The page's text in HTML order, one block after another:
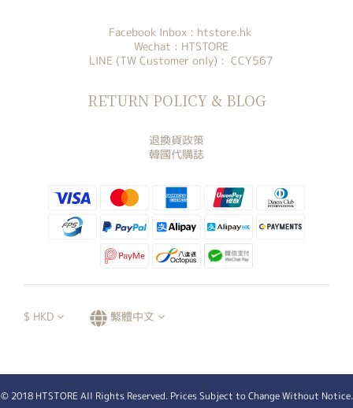
Facebook Inbox : htstore.hk
Wechat : HTSTORE
LINE (TW Customer only) : CCY567
RETURN POLICY & BLOG
退換貨政策
韓國代購誌
$ HKD 繁體中文
© 2018 HTSTORE All Rights Reserved. Prices Subject to Change Without Notice.